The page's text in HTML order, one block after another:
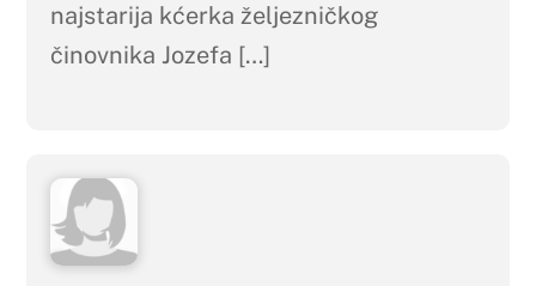
najstarija kćerka željezničkog
činovnika Jozefa […]